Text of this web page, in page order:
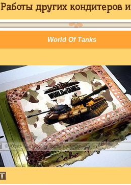
Работы других кондитеров
World Of Tanks